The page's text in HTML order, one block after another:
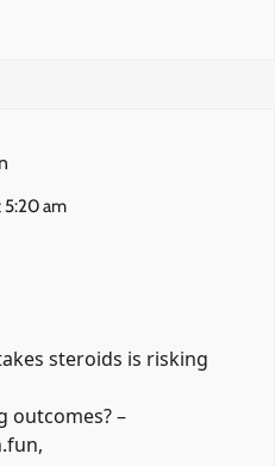
5:20 am
steroids is risking
outcomes? –
,